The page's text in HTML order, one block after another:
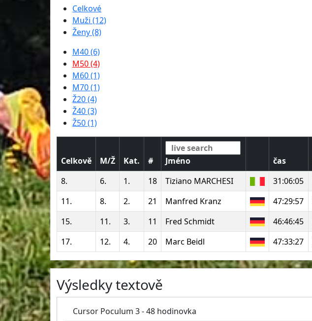
Celkové
Muži (12)
Ženy (8)
M40 (6)
M50 (4)
M60 (1)
M70 (1)
Ž20 (4)
Ž40 (3)
Ž50 (1)
Celkově M/Ž Kat. # Jméno čas
8.
6. 1. 18 Tiziano MARCHESI 31:06:05
11.
8. 2. 21 Manfred Kranz 47:29:57
15.
11. 3. 11 Fred Schmidt 46:46:45
17.
12. 4. 20 Marc Beidl 47:33:27
Výsledky textově
Cursor Poculum 3 - 48 hodinovka